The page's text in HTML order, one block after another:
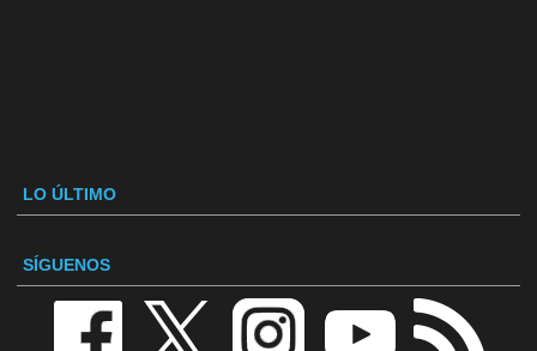
LO ÚLTIMO
SÍGUENOS